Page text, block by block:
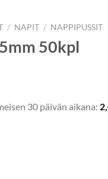
/ NAPIT / NAPPIPUSSIT
50kpl
30 päivän aikana: